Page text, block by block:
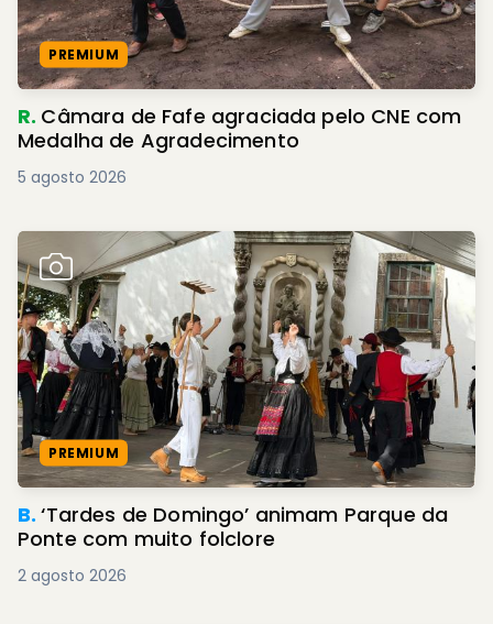
PREMIUM
R. Câmara de Fafe agraciada pelo CNE com
Medalha de Agradecimento
5 agosto 2026
PREMIUM
B.‘Tardes de Domingo’ animam Parque da
Ponte com muito folclore
2 agosto 2026